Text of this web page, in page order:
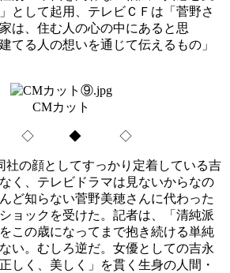
として起用、テレビＣＦは「菅野さ
は、住む人の心の中にあると思
てる人の想いを通じて伝えるもの」
CMカット
◇ ◆ ◇
の顔としてすっかり定着している吉
く、テレビドラマは見ないからなの
ど知らない菅野美穂さんに代わった
ョックを受けた。記者は、「清純派
この歳になってまで抱き続ける単純
い。むしろ逆だ。女優としての吉永
しく、美しく」を貫く生身の人間・